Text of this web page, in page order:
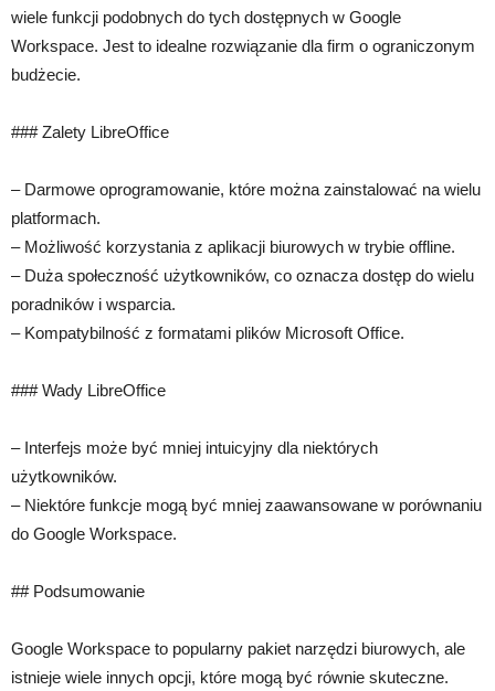
wiele funkcji podobnych do tych dostępnych w Google
Workspace. Jest to idealne rozwiązanie dla firm o ograniczonym
budżecie.
### Zalety LibreOffice
– Darmowe oprogramowanie, które można zainstalować na wielu
platformach.
– Możliwość korzystania z aplikacji biurowych w trybie offline.
– Duża społeczność użytkowników, co oznacza dostęp do wielu
poradników i wsparcia.
– Kompatybilność z formatami plików Microsoft Office.
### Wady LibreOffice
– Interfejs może być mniej intuicyjny dla niektórych
użytkowników.
– Niektóre funkcje mogą być mniej zaawansowane w porównaniu
do Google Workspace.
## Podsumowanie
Google Workspace to popularny pakiet narzędzi biurowych, ale
istnieje wiele innych opcji, które mogą być równie skuteczne.